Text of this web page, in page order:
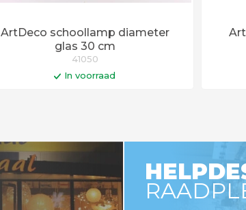
ArtDeco schoollamp diameter
glas 30 cm
41050
In voorraad
Op